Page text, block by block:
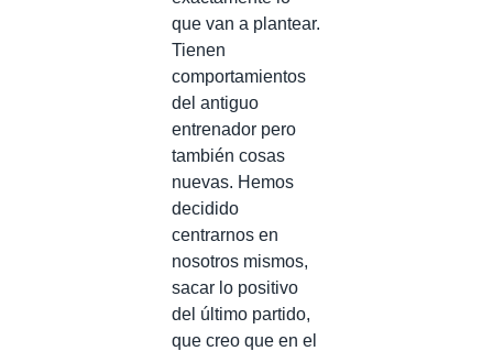
que van a plantear.
Tienen
comportamientos
del antiguo
entrenador pero
también cosas
nuevas. Hemos
decidido
centrarnos en
nosotros mismos,
sacar lo positivo
del último partido,
que creo que en el